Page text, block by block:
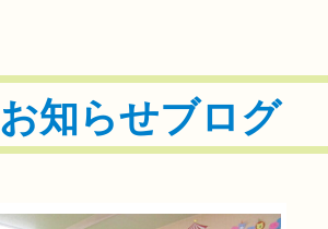
お知らせブログ